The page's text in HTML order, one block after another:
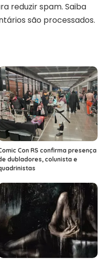
reduzir spam. Saiba
são processados.
Con RS confirma presença
dubladores, colunista e